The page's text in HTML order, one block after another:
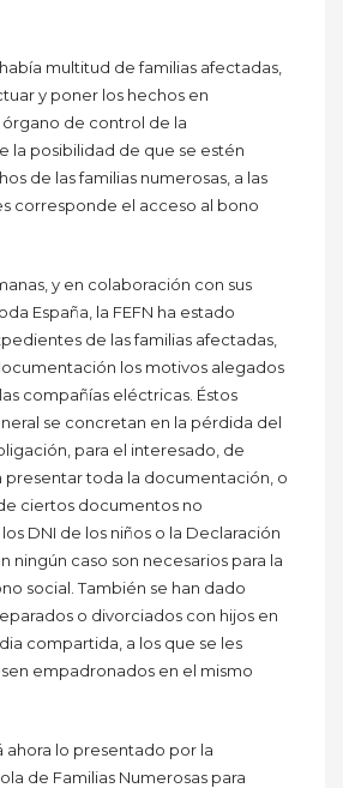
multitud de familias afectadas,
y poner los hechos en
de control de la
la posibilidad de que se estén
de las familias numerosas, a las
corresponde el acceso al bono
y en colaboración con sus
España, la FEFN ha estado
de las familias afectadas,
los motivos alegados
compañías eléctricas. Éstos
se concretan en la pérdida del
para el interesado, de
presentar toda la documentación, o
ciertos documentos no
DNI de los niños o la Declaración
ningún caso son necesarios para la
social. También se han dado
o divorciados con hijos en
compartida, a los que se les
empadronados en el mismo
ahora lo presentado por la
de Familias Numerosas para